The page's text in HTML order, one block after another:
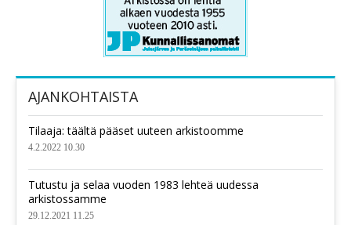
AJANKOHTAISTA
Tilaaja: täältä pääset uuteen arkistoomme
4.2.2022 10.30
Tutustu ja selaa vuoden 1983 lehteä uudessa
arkistossamme
29.12.2021 11.25